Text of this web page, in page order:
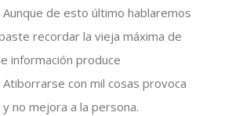
Aunque de esto último hablaremos
recordar la vieja máxima de
información produce
Atiborrarse con mil cosas provoca
no mejora a la persona.